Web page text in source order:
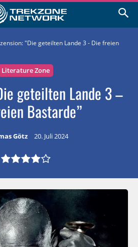
"Die geteilten Lande 3 - Die freien
Literature Zone
geteilten Lande 3 –
Bastarde”
Götz 20. Juli 2024